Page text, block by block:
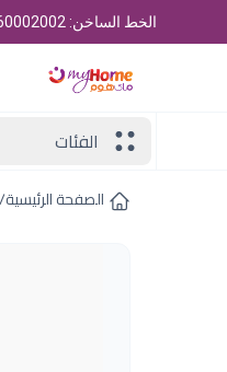
الخط الساخن: 01060002002
الفئات
الصفحة الرئيسية/